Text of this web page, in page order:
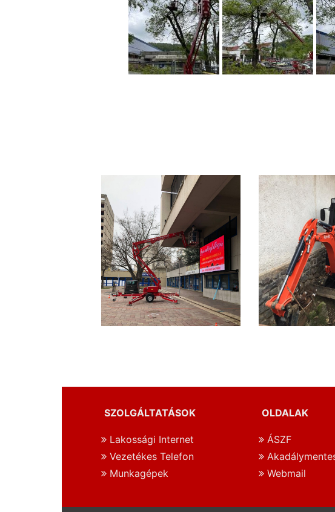
SZOLGÁLTATÁSOK
Lakossági Internet
Vezetékes Telefon
Munkagépek
OLDALAK
ÁSZF
Webmail